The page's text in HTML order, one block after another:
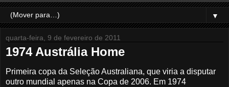
▼
quarta-feira, 9 de fevereiro de 2011
1974 Austrália Home
Primeira copa da Seleção Australiana, que viria a disputar
outro mundial apenas na Copa de 2006. Em 1974